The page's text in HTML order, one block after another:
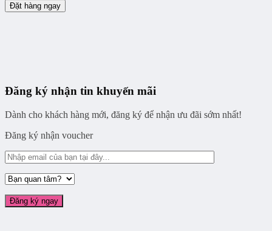
Đặt hàng ngay
Đăng ký nhận tin khuyến mãi
Dành cho khách hàng mới, đăng ký để nhận ưu đãi sớm nhất!
Đăng ký nhận voucher